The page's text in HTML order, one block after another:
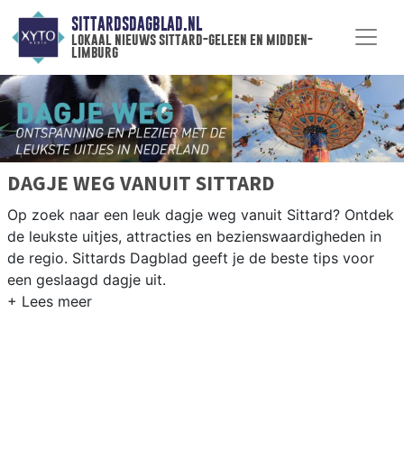
SITTARDSDAGBLAD.NL
lokaal nieuws sittard-geleen en midden-
limburg
DAGJE WEG VANUIT SITTARD
Op zoek naar een leuk dagje weg vanuit Sittard? Ontdek
de leukste uitjes, attracties en bezienswaardigheden in
de regio. Sittards Dagblad geeft je de beste tips voor
een geslaagd dagje uit.